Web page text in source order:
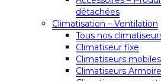
détachées
Climatisation – Ventilation
Tous nos
Climatiseur fixe
Climatiseurs mobiles
Climatiseurs Armoire